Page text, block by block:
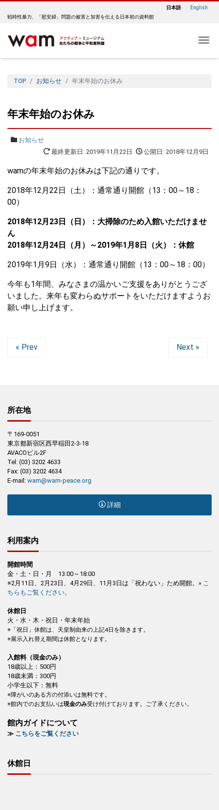
日本語
English
戦時性暴力、「慰安婦」問題の被害と加害を伝える日本初の資料館
TOP お知らせ 年末年始のお休み
年末年始のお休み
お知らせ
最終更新日: 2019年11月22日
公開日: 2018年12月9日
wamの年末年始のお休みは下記の通りです。
2018年12月22日（土）：通常通り開館（13：00～18：
00）
2018年12月23日（日）：大掃除のため入館いただけませ
ん
2018年12月24日（月）～2019年1月8日（火）：休館
2019年1月9日（水）：通常通り開館（13：00～18：00）
今年も1年間、みなさまの温かいご支援をありがとうござ
いました。来年も変わらぬサポートをいただけますようお
願い申し上げます。
« Prev Next »
所在地
〒169-0051
東京都新宿区西早稲田2-3-18
AVACOビル2F
Tel: (03) 3202 4633
Fax: (03) 3202 4634
E-mail: wam@wam-peace.org
詳細
利用案内
開館時間
金・土・日・月 13:00～18:00
※2月11日、2月23日、4月29日、11月3日は「祝わない」ため開館。» こ
ちらもご覧ください。
休館日
火・水・木・祝日・年末年始
※「祝日」休館は、天皇制由来の上記4日を除きます。
※展示入れ替え期間は休館となります。
入館料（現金のみ）
18歳以上：500円
18歳未満：300円
小学生以下：無料
※障がいのある方の付添いは無料です。
※館内でのお支払いは現金のみ受け付けております。ご了承ください。
館内ガイドについて
≫ こちらをご覧ください
休館日